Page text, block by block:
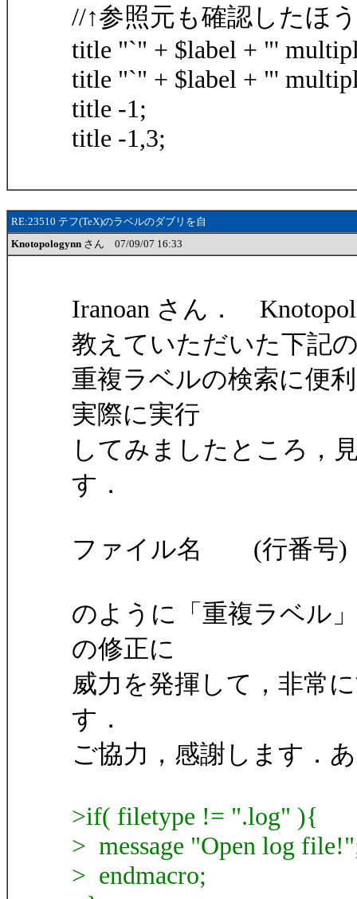
//↑参照元も確認したほ
title "`" + $label + "'
title "`" + $label + "'
title -1;
title -1,3;
RE:23510 テフ(TeX)のラベルのダブリを自
Knotopologynn さん 07/09/07 16:33
Iranoan さん．
教えていただいた下記
重複ラベルの検索に便
実際に実行
してみましたところ，
す．
ファイル名 (行番
のように「重複ラベル
の修正に
威力を発揮して，非常
す．
ご協力，感謝します．
>if( filetype != ".log" ){
> message "Open log
> endmacro;